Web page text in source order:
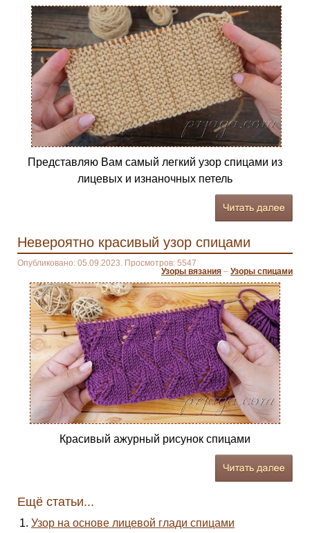
Представляю Вам самый легкий узор спицами из
лицевых и изнаночных петель
Невероятно красивый узор спицами
Опубликовано: 05.09.2023. Просмотров: 5547
Узоры вязания – Узоры спицами
Красивый ажурный рисунок спицами
Ещё статьи...
Узор на основе лицевой глади спицами